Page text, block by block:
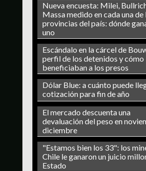
Nueva encuesta: Milei,
Massa medido en cada una de
provincias del país: dónde
uno
Escándalo en la cárcel de
perfil de los detenidos y cómo
beneficiaban a los presos
Dólar Blue: a cuánto puede
cotización para fin de año
El mercado descuenta una
devaluación del peso en
diciembre
"Estamos bien los 33": los
Chile le ganaron un juicio
Estado